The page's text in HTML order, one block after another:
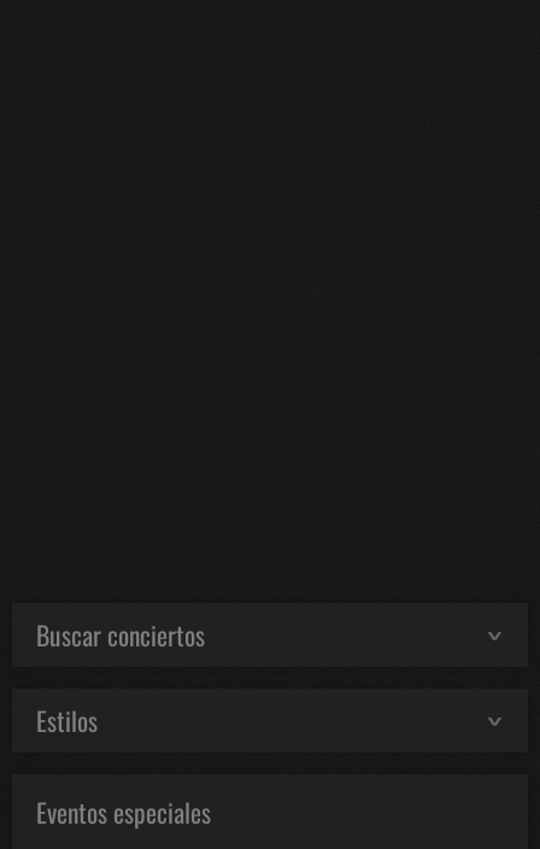
Buscar conciertos
Estilos
Eventos especiales